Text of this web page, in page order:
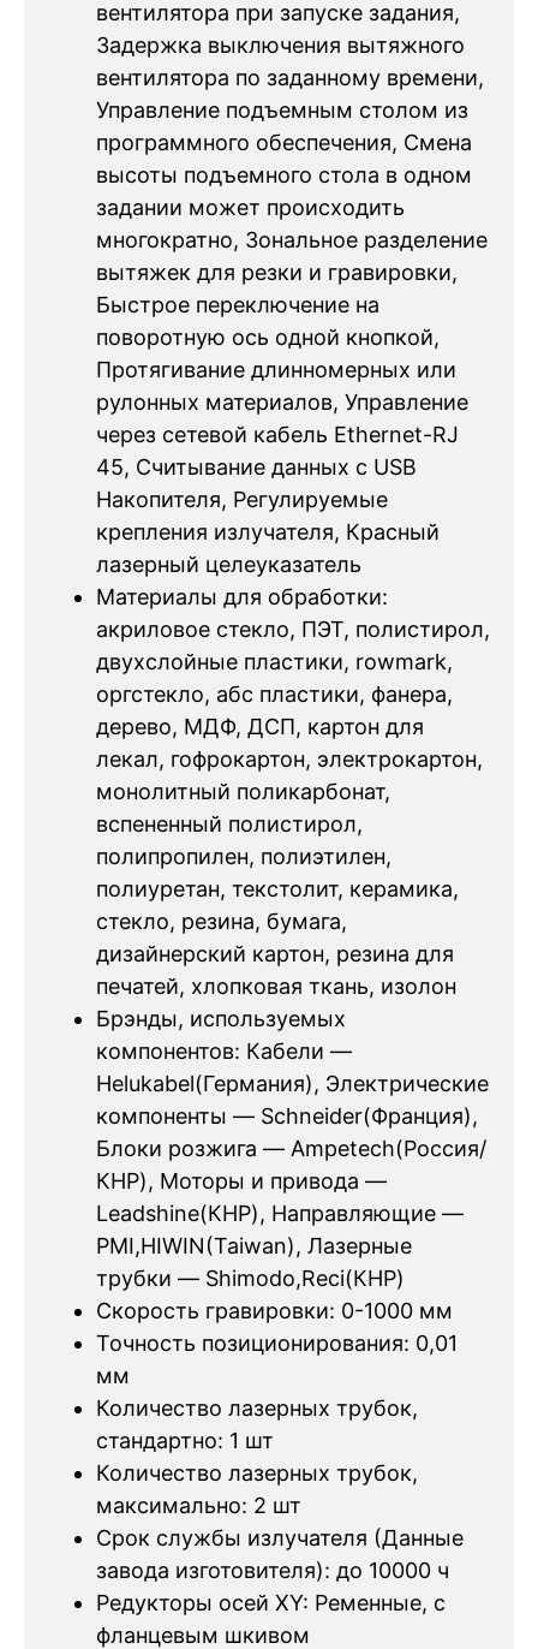
вентилятора при запуске задания,
Задержка выключения вытяжного
вентилятора по заданному времени,
Управление подъемным столом из
программного обеспечения, Смена
высоты подъемного стола в одном
задании может происходить
многократно, Зональное разделение
вытяжек для резки и гравировки,
Быстрое переключение на
поворотную ось одной кнопкой,
Протягивание длинномерных или
рулонных материалов, Управление
через сетевой кабель Ethernet-RJ
45, Считывание данных с USB
Накопителя, Регулируемые
крепления излучателя, Красный
лазерный целеуказатель
Материалы для обработки:
акриловое стекло, ПЭТ, полистирол,
двухслойные пластики, rowmark,
оргстекло, абс пластики, фанера,
дерево, МДФ, ДСП, картон для
лекал, гофрокартон, электрокартон,
монолитный поликарбонат,
вспененный полистирол,
полипропилен, полиэтилен,
полиуретан, текстолит, керамика,
стекло, резина, бумага,
дизайнерский картон, резина для
печатей, хлопковая ткань, изолон
Брэнды, используемых
компонентов: Кабели —
Helukabel(Германия), Электрические
компоненты — Schneider(Франция),
Блоки розжига — Ampetech(Россия/
КНР), Моторы и привода —
Leadshine(КНР), Направляющие —
PMI,HIWIN(Taiwan), Лазерные
трубки — Shimodo,Reci(КНР)
Скорость гравировки: 0-1000 мм
Точность позиционирования: 0,01
мм
Количество лазерных трубок,
стандартно: 1 шт
Количество лазерных трубок,
максимально: 2 шт
Срок службы излучателя (Данные
завода изготовителя): до 10000 ч
Редукторы осей XY: Ременные, с
фланцевым шкивом